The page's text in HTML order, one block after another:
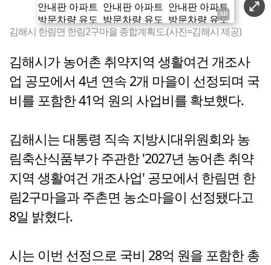
김해시 한림면 한림2구마을 종합계획도.(사진=김해시 제공)
김해시가 농어촌 취약지역 생활여건 개조사
업 공모에서 4년 연속 2개 마을이 선정되며 국
비를 포함한 41억 원의 사업비를 확보했다.
김해시는 대통령 직속 지방시대위원회와 농
림축산식품부가 주관한 '2027년 농어촌 취약
지역 생활여건 개조사업' 공모에서 한림면 한
림2구마을과 주촌면 농소마을이 선정됐다고
8일 밝혔다.
시는 이번 선정으로 국비 28억 원을 포함한 총